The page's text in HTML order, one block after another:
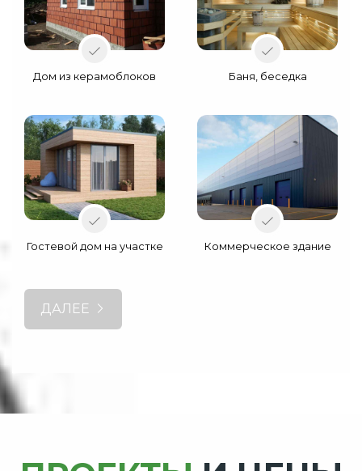
Дом из керамоблоков Баня, беседка
Гостевой дом на участке Коммерческое здание
ДАЛЕЕ